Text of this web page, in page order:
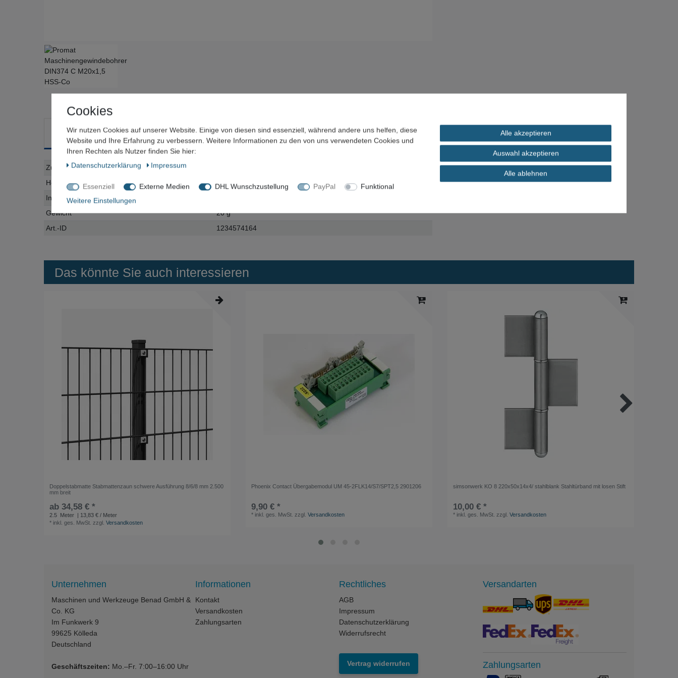
Weitere Details Frage zum Artikel / Preisvorschlag
Technisches
Wert
Zustand
Hersteller
Inhalt
Gewicht
20 g
Art.-ID
1234574164
Das könnte Sie auch interessieren
Doppelstabmatte Stabmattenzaun schwere Ausführung 8/6/8 mm 2.500
mm breit
ab 34,58 € *
2.5 Meter | 13,83 € / Meter
* inkl. ges. MwSt. zzgl.Versandkosten
Phoenix Contact Übergabemodul UM 45-2FLK14/S7/SPT2,5 2901206
9,90 € *
* inkl. ges. MwSt. zzgl.Versandkosten
simsonwerk KO 8 220x50x14x4/ stahlblank Stahltürband mit losen Stift
10,00 € *
* inkl. ges. MwSt. zzgl.Versandkosten
Unternehmen
Maschinen und Werkzeuge Benad GmbH &
Co. KG
Im Funkwerk 9
99625 Kölleda
Deutschland
Geschäftszeiten: Mo.–Fr. 7:00–16:00 Uhr
Informationen
Kontakt
Versandkosten
Zahlungsarten
Rechtliches
AGB
Impressum
Datenschutzerklärung
Widerrufsrecht
Vertrag widerrufen
Versandarten
Zahlungsarten
Cookies
Wir nutzen Cookies auf unserer Website. Einige von diesen sind essenziell, während andere uns helfen, diese
Website und Ihre Erfahrung zu verbessern. Weitere Informationen zu den von uns verwendeten Cookies und
Ihren Rechten als Nutzer finden Sie hier:
Daten­schutz­erklärung
Impressum
Essenziell Externe Medien DHL Wunschzustellung PayPal
Funktional
Weitere Einstellungen
Alle akzeptieren
Auswahl akzeptieren
Alle ablehnen